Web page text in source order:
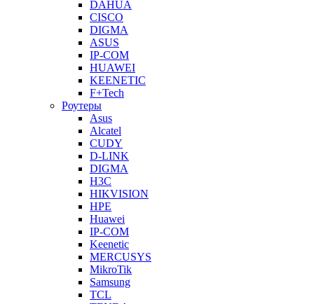
DAHUA
CISCO
DIGMA
ASUS
IP-COM
HUAWEI
KEENETIC
F+Tech
Роутеры
Asus
Alcatel
CUDY
D-LINK
DIGMA
H3C
HIKVISION
HPE
Huawei
IP-COM
Keenetic
MERCUSYS
MikroTik
Samsung
TCL